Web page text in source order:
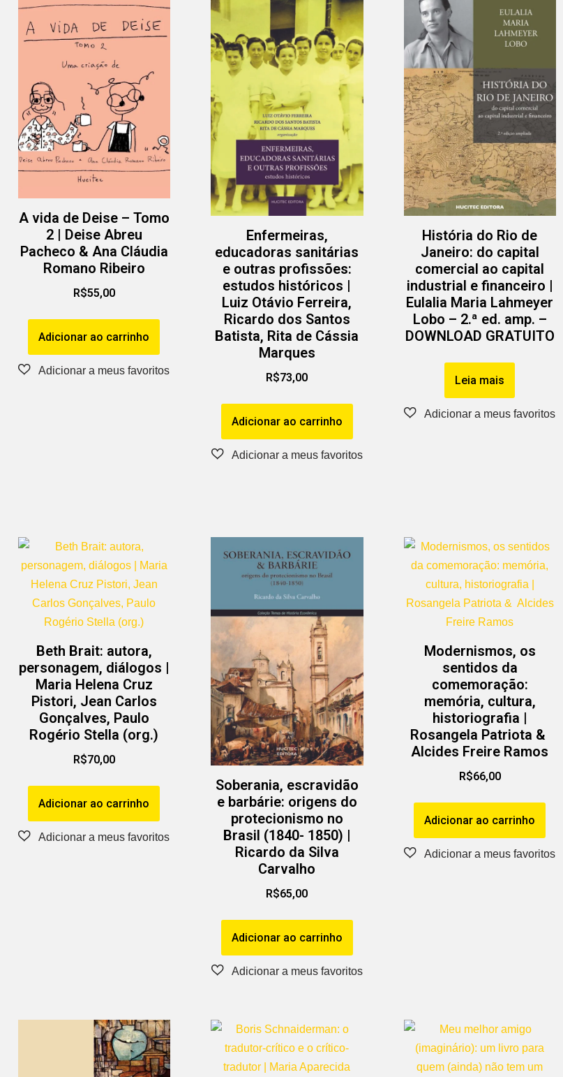
A vida de Deise – Tomo
2 | Deise Abreu
Pacheco & Ana Cláudia
Romano Ribeiro
R$55,00
Adicionar ao carrinho
Enfermeiras,
educadoras sanitárias
e outras profissões:
estudos históricos |
Luiz Otávio Ferreira,
Ricardo dos Santos
Batista, Rita de Cássia
Marques
R$73,00
Adicionar ao carrinho
História do Rio de
Janeiro: do capital
comercial ao capital
industrial e financeiro |
Eulalia Maria Lahmeyer
Lobo – 2.ª ed. amp. –
DOWNLOAD GRATUITO
Leia mais
Beth Brait: autora,
personagem, diálogos |
Maria Helena Cruz
Pistori, Jean Carlos
Gonçalves, Paulo
Rogério Stella (org.)
R$70,00
Adicionar ao carrinho
Soberania, escravidão
e barbárie: origens do
protecionismo no
Brasil (1840- 1850) |
Ricardo da Silva
Carvalho
R$65,00
Adicionar ao carrinho
Modernismos, os
sentidos da
comemoração:
memória, cultura,
historiografia |
Rosangela Patriota &
Alcides Freire Ramos
R$66,00
Adicionar ao carrinho